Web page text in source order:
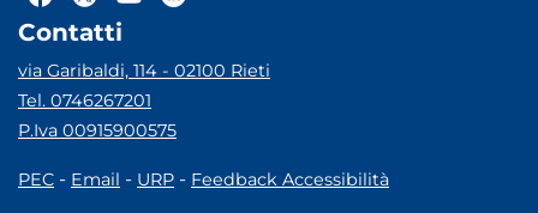
Contatti
via Garibaldi, 114 - 02100 Rieti
Tel. 0746267201
P.Iva 00915900575
PEC - Email - URP - Feedback Accessibilità